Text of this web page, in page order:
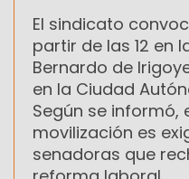
El sindicato
partir de las 12 en
Bernardo de
en la Ciudad
Según se informó,
movilización es
senadoras que